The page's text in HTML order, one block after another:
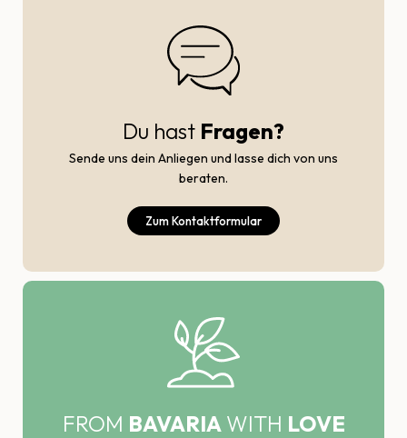
Du hast Fragen?
Sende uns dein Anliegen und lasse dich von uns
beraten.
Zum Kontaktformular
FROM BAVARIA WITH LOVE